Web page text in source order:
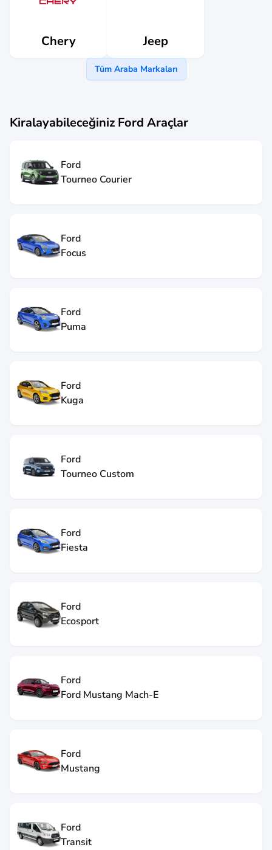
Chery Jeep
Tüm Araba Markaları
Kiralayabileceğiniz Ford Araçlar
Ford
Tourneo Courier
Ford
Focus
Ford
Puma
Ford
Kuga
Ford
Tourneo Custom
Ford
Fiesta
Ford
Ecosport
Ford
Ford Mustang Mach-E
Ford
Mustang
Ford
Transit